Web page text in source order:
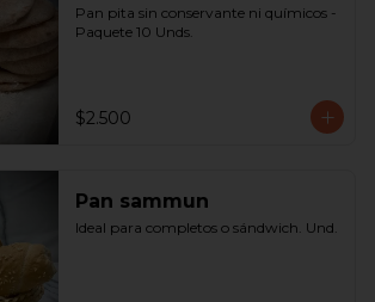
Pan pita sin conservante ni químicos -
Paquete 10 Unds.
$2.500
Pan sammun
Ideal para completos o sándwich. Und.